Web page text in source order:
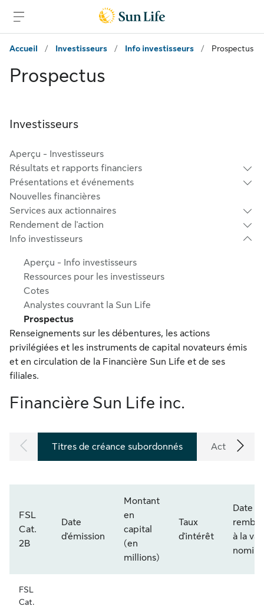
Accueil
/ Investisseurs / Info investisseurs / Prospectus
Prospectus
Investisseurs
Aperçu - Investisseurs
Résultats et rapports financiers
Présentations et événements
Nouvelles financières
Services aux actionnaires
Rendement de l'action
Info investisseurs
Aperçu - Info investisseurs
Ressources pour les investisseurs
Cotes
Analystes couvrant la Sun Life
Prospectus
Renseignements sur les débentures, les actions
privilégiées et les instruments de capital novateurs émis
et en circulation de la Financière Sun Life et de ses
filiales.
Financière Sun Life inc.
Titres de créance subordonnés Actions
FSL
Cat.
2B
Date
d'émission
Montant
en
capital
(en
millions)
Taux
d'intérêt
Date
à la
FSL
Cat.